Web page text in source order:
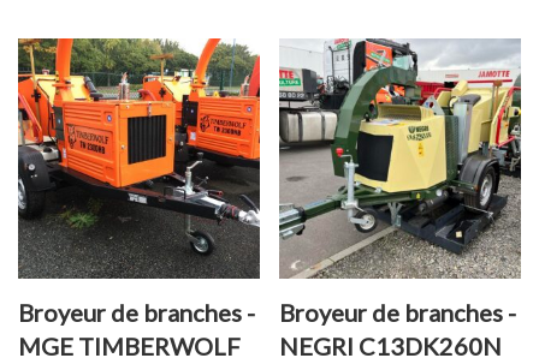
Broyeur de branches -
MGE TIMBERWOLF
Broyeur de branches -
NEGRI C13DK260N